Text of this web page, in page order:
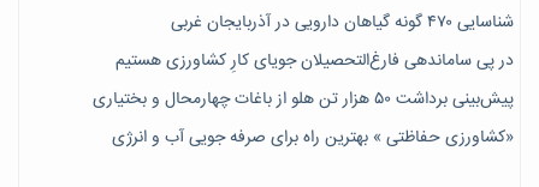
شناسایی ۴۷٠ گونه گیاهان دارویی در آذربایجان غربی
در پی ساماندهی فارغ‌التحصیلان جویای کارِ کشاورزی هستیم
پیش‎‌بینی برداشت ۵۰ هزار تن هلو از باغات چهارمحال و بختیاری
«کشاورزی حفاظتی » بهترین راه برای صرفه جویی آب و انرژی